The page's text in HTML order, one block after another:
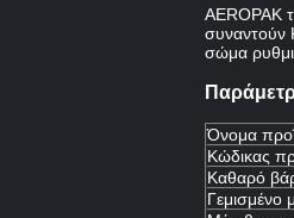
AEROPAK
συναντούν
σώμα
Όνομα
Κώδικας
Καθαρό
Γεμισμένο